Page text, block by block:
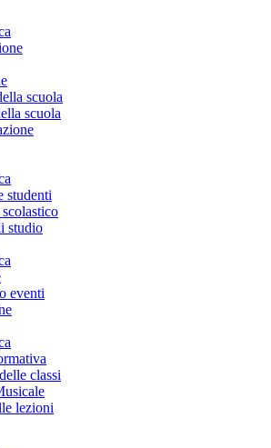
scuola
scuola
studenti
studio
eventi
classi
lezioni